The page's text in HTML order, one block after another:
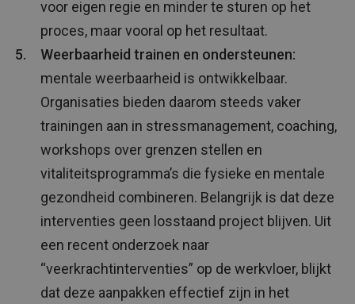
voor eigen regie en minder te sturen op het
proces, maar vooral op het resultaat.
Weerbaarheid trainen en ondersteunen:
mentale weerbaarheid is ontwikkelbaar.
Organisaties bieden daarom steeds vaker
trainingen aan in stressmanagement, coaching,
workshops over grenzen stellen en
vitaliteitsprogramma’s die fysieke en mentale
gezondheid combineren. Belangrijk is dat deze
interventies geen losstaand project blijven. Uit
een recent onderzoek naar
“veerkrachtinterventies” op de werkvloer, blijkt
dat deze aanpakken effectief zijn in het